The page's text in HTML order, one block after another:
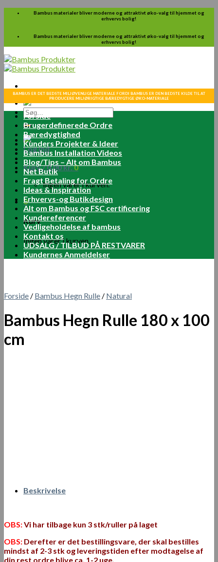
Skip
Bambus materialer bliver moderne og attraktivt øko-valg til hjemmet og
erhvervs bolig!
Bambus materialer bliver moderne og attraktivt øko-valg til hjemmet og
erhvervs bolig!
Søg
efter:
Log ind
Kurv /0.00kr.0
Ingen varer i kurven.
0
Kurv
Ingen varer i kurven.
BAMBUS ER DET BEDSTE MILJØVENLIGE MATERIALE FORDI BAMBUS ER DEN BEDSTE KILDE TIL AT
PRODUCERE MILJØRIGTIGE BÆREDYGTIGE ØKO-MATERIALE
Forside
Brugerdefinerede Ordre
Bæredygtighed
Kunders Projekter & Ideer
Bambus Installation Videos
Blog/Tips – Alt om Bambus
Net Butik
Fragt Betaling for Ordre
Ideas & Inspiration
Erhvervs-og Butikdesign
Alt om Bambus og FSC certificering
Kundereferencer
Vedligeholdelse af bambus
Kontakt os
UDSALG / TILBUD PÅ RESTVARER
Kundernes Anmeldelser
Forside / Bambus Hegn Rulle / Natural
Bambus Hegn Rulle 180 x 100
cm
Beskrivelse
OBS:Vi har tilbage kun 3 stk/ruller på laget
OBS: Derefter er det bestillingsvare, der skal bestilles
mindst af 2-3 stk og leveringstiden efter modtagelse af
din rest ordre blive ca. 1-2 uge.